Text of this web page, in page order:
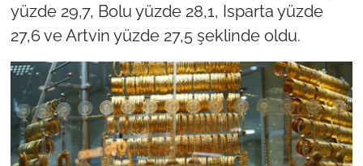
yüzde 29,7, Bolu yüzde 28,1, Isparta yüzde
27,6 ve Artvin yüzde 27,5 şeklinde oldu.